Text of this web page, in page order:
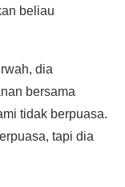
beliau
dia
bersama
tidak berpuasa.
tapi dia